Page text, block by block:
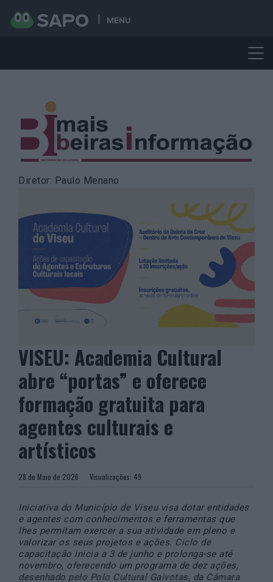
MENU
content
Diretor: Paulo Menano
VISEU: Academia Cultural
abre “portas” e oferece
formação gratuita para
agentes culturais e
artísticos
28 de Maio de 2026 Visualizações: 49
Iniciativa do Município de Viseu visa dotar entidades
e agentes com conhecimentos e ferramentas que
lhes permitam exercer a sua atividade em pleno e
valorizar os seus projetos e ações. Ciclo de
capacitação inicia a 3 de junho e prolonga-se até
novembro, oferecendo um programa de dez ações,
desenhado pelo Polo Cultural Gaivotas, da Câmara